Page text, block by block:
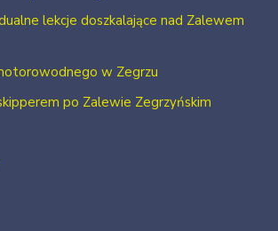
lekcje doszkalające nad Zalewem
w Zegrzu
po Zalewie Zegrzyńskim